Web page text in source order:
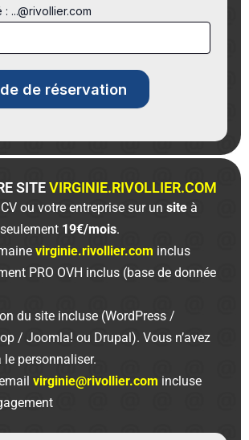
: ...@rivollier.com
SITEVIRGINIE.RIVOLLIER.COM
ou votre entreprise sur unsite à
19€/mois.
virginie.rivollier.com inclus
PRO OVH inclus (base de donnée
du site incluse (WordPress /
/ Joomla! ou Drupal). Vous n’avez
le personnaliser.
virginie@rivollier.com incluse